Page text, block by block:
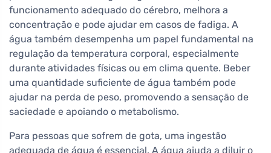
funcionamento adequado do cérebro, melhora a
concentração e pode ajudar em casos de fadiga. A
água também desempenha um papel fundamental na
regulação da temperatura corporal, especialmente
durante atividades físicas ou em clima quente. Beber
uma quantidade suficiente de água também pode
ajudar na perda de peso, promovendo a sensação de
saciedade e apoiando o metabolismo.
Para pessoas que sofrem de gota, uma ingestão
adequada de água é essencial. A água ajuda a diluir o